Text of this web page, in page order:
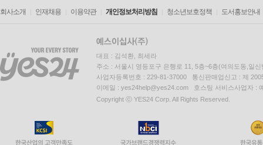
회사소개 인재채용 이용약관 개인정보처리방침 청소년보호정책 도서홍보안내
대표 : 김석환, 최세라
주소 : 서울시 영등포구 은행로 11, 5층~6층(여의도동,일신
사업자등록번호 : 229-81-37000 통신판매업신고 : 제
이메일 : yes24help@yes24.com 호스팅 서비스사업자 :
Copyright ⓒ YES24 Corp. All Rights Reserved.